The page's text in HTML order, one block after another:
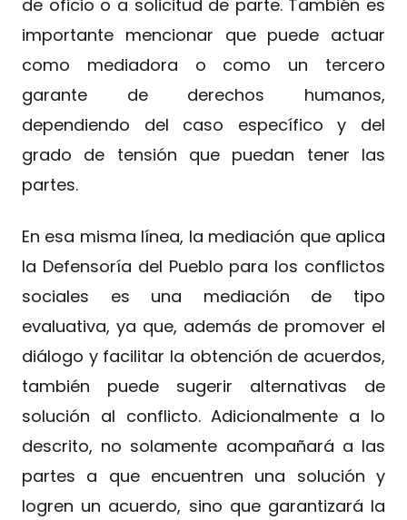
de oficio o a solicitud de parte. También es
importante mencionar que puede actuar
como mediadora o como un tercero
garante de derechos humanos,
dependiendo del caso específico y del
grado de tensión que puedan tener las
partes.
En esa misma línea, la mediación que aplica
la Defensoría del Pueblo para los conflictos
sociales es una mediación de tipo
evaluativa, ya que, además de promover el
diálogo y facilitar la obtención de acuerdos,
también puede sugerir alternativas de
solución al conflicto. Adicionalmente a lo
descrito, no solamente acompañará a las
partes a que encuentren una solución y
logren un acuerdo, sino que garantizará la